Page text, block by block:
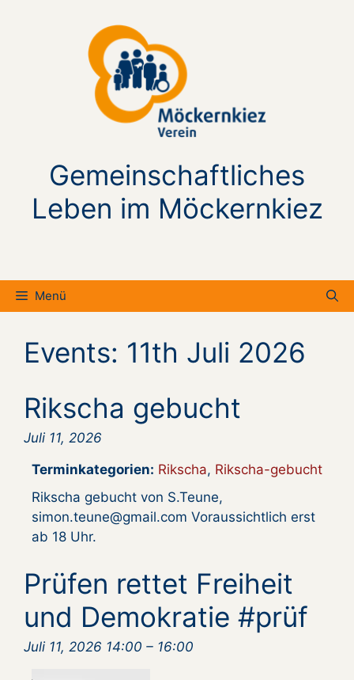
Gemeinschaftliches
Leben im Möckernkiez
Menü
Events: 11th Juli 2026
Rikscha gebucht
Juli 11, 2026
Terminkategorien: Rikscha, Rikscha-gebucht
Rikscha gebucht von S.Teune,
simon.teune@gmail.com Voraussichtlich erst
ab 18 Uhr.
Prüfen rettet Freiheit
und Demokratie #prüf
Juli 11, 2026 14:00 – 16:00